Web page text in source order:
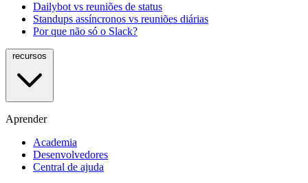
Dailybot vs reuniões de status
Standups assíncronos vs reuniões diárias
Por que não só o Slack?
Aprender
Academia
Desenvolvedores
Central de ajuda